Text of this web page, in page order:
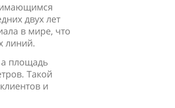
двух лет
в мире, что
линий.
а площадь
Такой
и